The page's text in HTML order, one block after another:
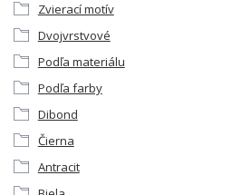
Zvierací motív
Dvojvrstvové
Podľa materiálu
Podľa farby
Dibond
Čierna
Antracit